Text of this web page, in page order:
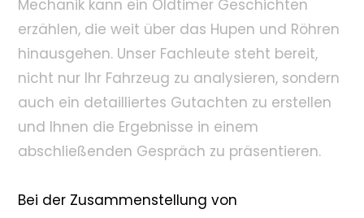
Mechanik kann ein Oldtimer Geschichten
erzählen, die weit über das Hupen und Röhren
hinausgehen. Unser Fachleute steht bereit,
nicht nur Ihr Fahrzeug zu analysieren, sondern
auch ein detailliertes Gutachten zu erstellen
und Ihnen die Ergebnisse in einem
abschließenden Gespräch zu präsentieren.
Bei der Zusammenstellung von